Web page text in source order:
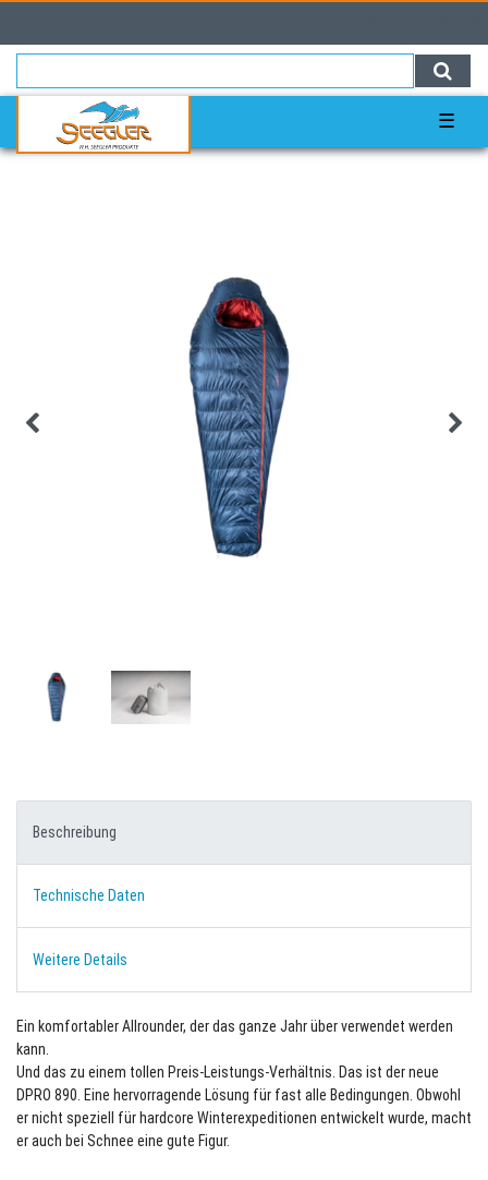
☰
Beschreibung
Technische Daten
Weitere Details
Ein komfortabler Allrounder, der das ganze Jahr über verwendet werden
kann.
Und das zu einem tollen Preis-Leistungs-Verhältnis. Das ist der neue
DPRO 890. Eine hervorragende Lösung für fast alle Bedingungen. Obwohl
er nicht speziell für hardcore Winterexpeditionen entwickelt wurde, macht
er auch bei Schnee eine gute Figur.